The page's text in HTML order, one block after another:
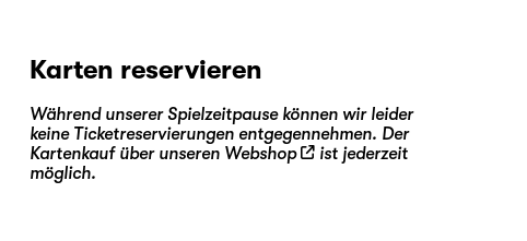
Karten reservieren
Während unserer Spielzeitpause können wir leider
keine Ticketreservierungen entgegennehmen. Der
Kartenkauf über unseren Webshop
ist jederzeit
möglich.